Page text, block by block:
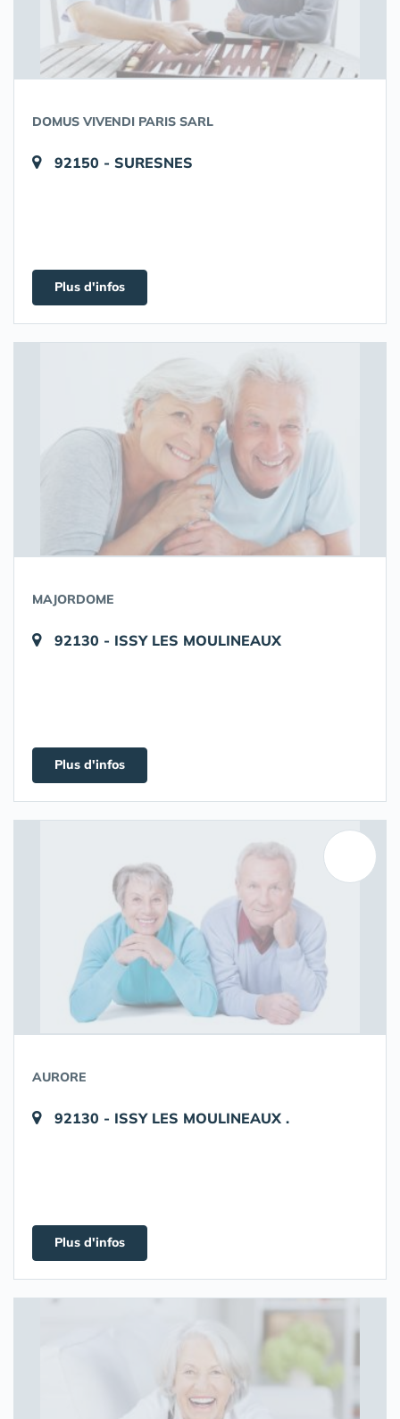
DOMUS VIVENDI PARIS SARL
92150 - SURESNES
Plus d'infos
MAJORDOME
92130 - ISSY LES MOULINEAUX
Plus d'infos
AURORE
92130 - ISSY LES MOULINEAUX .
Plus d'infos